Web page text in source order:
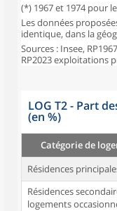
(*) 1967 et 1974 pour
Les données
identique, dans la
Sources : Insee,
RP2023 exploitations
LOG T2 - Part
(en %)
Catégorie de
Résidences
Résidences
logements